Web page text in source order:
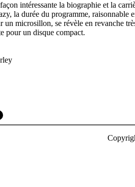
intéressante la biographie et la
la durée du programme, raisonnable
un microsillon, se révèle en revanche
pour un disque compact.